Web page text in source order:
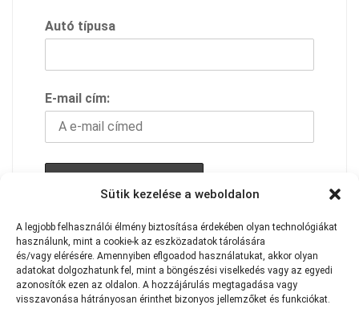
Sütik kezelése a weboldalon
A legjobb felhasználói élmény biztosítása érdekében olyan technológiákat
használunk, mint a cookie-k az eszközadatok tárolására
és/vagy elérésére. Amennyiben eflgoadod használatukat, akkor olyan
adatokat dolgozhatunk fel, mint a böngészési viselkedés vagy az egyedi
azonosítók ezen az oldalon. A hozzájárulás megtagadása vagy
visszavonása hátrányosan érinthet bizonyos jellemzőket ésfunkciókat.
Autó típusa
E-mail cím:
A feliratkozással elfogadod adavédelmi
szabályzatunkat